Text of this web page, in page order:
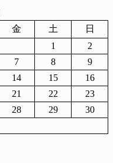
金 土
日
1
2
7 8
9
14 15
16
21 22
23
28 29
30